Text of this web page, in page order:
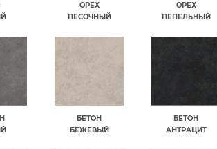
ОРЕХ
ПЕСОЧНЫЙ
ОРЕХ
ПЕПЕЛЬНЫЙ
БЕТОН
БЕЖЕВЫЙ
БЕТОН
АНТРАЦИТ